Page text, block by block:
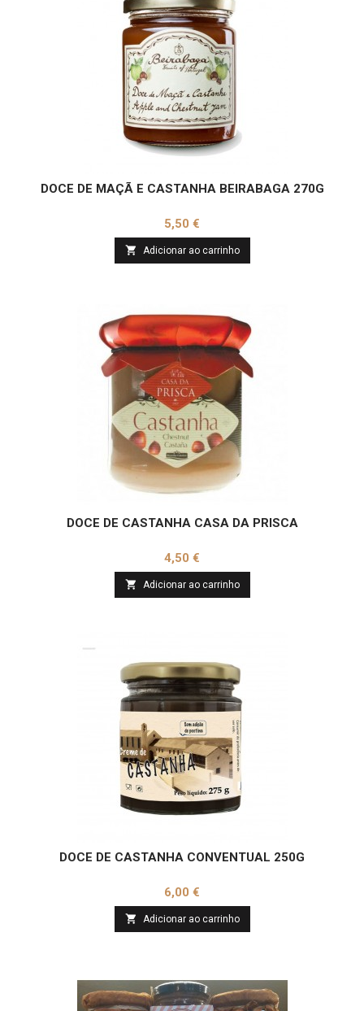
DOCE DE MAÇÃ E CASTANHA BEIRABAGA 270G
Preço
5,50 €
 Adicionar ao carrinho
DOCE DE CASTANHA CASA DA PRISCA
Preço
4,50 €
 Adicionar ao carrinho
DOCE DE CASTANHA CONVENTUAL 250G
Preço
6,00 €
 Adicionar ao carrinho